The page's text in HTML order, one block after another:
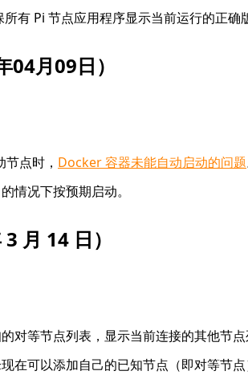
有 Pi 节点应用程序显示当前运行的正确
月09日）
点时， Docker 容器未能自动启动的问题
情况下按预期启动。
月 14 日）
对等节点列表，显示当前连接的其他节点
在可以添加自己的已知节点（即对等节点